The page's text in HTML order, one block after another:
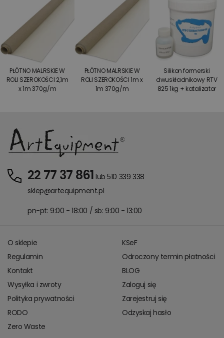
PŁÓTNO MALRSKIE W
ROLI SZEROKOŚCI 2,1m
x 1m 370g/m
PŁÓTNO MALRSKIE W
ROLI SZEROKOŚCI 1m x
1m 370g/m
Silikon formerski
dwuskładnikowy RTV
825 1kg + katalizator
22 77 37 861 lub 510 339 338
sklep@artequipment.pl
pn-pt: 9:00 - 18:00 / sb: 9:00 - 13:00
O sklepie
Regulamin
Kontakt
Wysyłka i zwroty
Polityka prywatności
RODO
Zero Waste
KSeF
Odroczony termin płatności
BLOG
Zaloguj się
Zarejestruj się
Odzyskaj hasło